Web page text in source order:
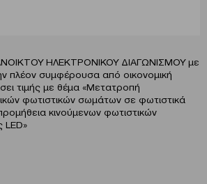
ΗΛΕΚΤΡΟΝΙΚΟΥ ΔΙΑΓΩΝΙΣΜΟΥ με
πλέον συμφέρουσα από οικονομική
τιμής με θέμα «Μετατροπή
φωτιστικών σωμάτων σε φωτιστικά
κινούμενων φωτιστικών
LED»